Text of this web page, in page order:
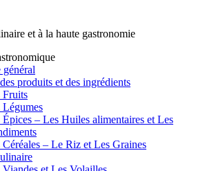
et à la haute gastronomie
général
produits et des ingrédients
Fruits
Légumes
Épices – Les Huiles alimentaires et Les
Céréales – Le Riz et Les Graines